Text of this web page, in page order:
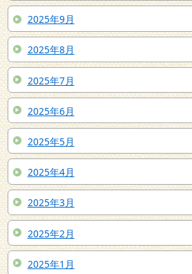
2025年9月
2025年8月
2025年7月
2025年6月
2025年5月
2025年4月
2025年3月
2025年2月
2025年1月